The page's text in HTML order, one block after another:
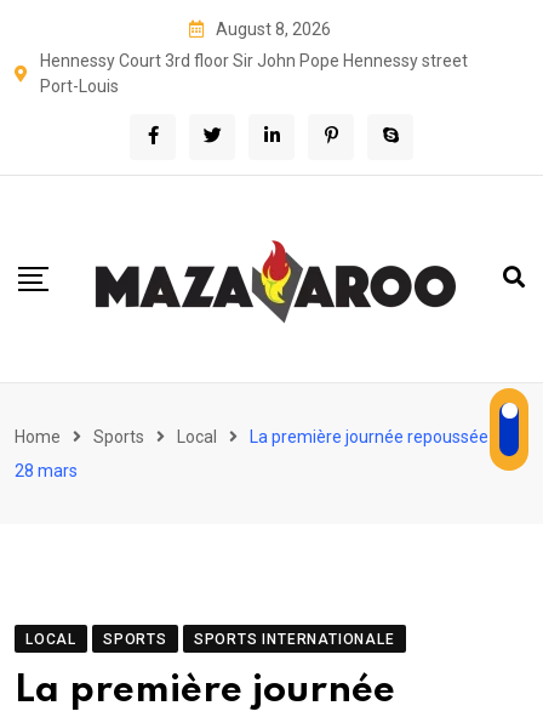
content
August 8, 2026
Hennessy Court 3rd floor Sir John Pope Hennessy street
Port-Louis
Home Sports Local
La première journée repoussée au
28 mars
LOCAL SPORTS SPORTS INTERNATIONALE
La première journée